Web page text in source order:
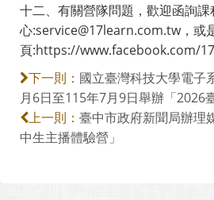
十二、有關營隊問題，歡迎函詢課
心:service@17learn.com.tw，或
頁:https://www.facebook.com/
下一則： 國立臺灣科技大學電子
月6日至115年7月9日舉辦「2026
上一則： 臺中市政府新聞局辦理
中生主播體驗營」